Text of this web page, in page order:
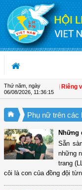
Truy cập nội dung luôn
Thứ năm, ngày
06/08/2026, 11:36:16
liệt sĩ Lê Thị Riêng và
Phụ nữ trên các
Những
Sẵn
những
trang
côi là con của đồng đội